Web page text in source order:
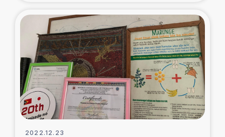
石巻市街地在宅被災者支援
復興応援隊の活動
仮設住宅生活支援・農業復興支援
漁業復興支援
2022.12.23